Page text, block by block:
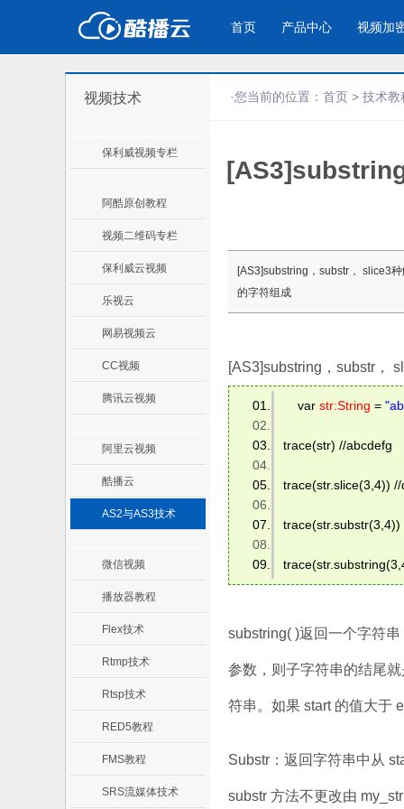
首页 产品中心
产品与新功能
视频加密防下载防录屏
教学课程全终端视频加密
防下载/防盗录/防录屏/防篡改
视频加
应用场景
企业宣传
企业视频宣传，提升企业形象
产
通
个人网站
为个人网站、博客论坛，添加视频
工
视频技术
保利威视频专栏
阿酷原创教程
视频二维码专栏
保利威云视频
乐视云
网易视频云
CC视频
腾讯云视频
阿里云视频
酷播云
AS2与AS3技术
微信视频
播放器教程
Flex技术
Rtmp技术
Rtsp技术
RED5教程
FMS教程
SRS流媒体技术
·您当前的位置： 首页 > 技术教
[AS3]substring，substr， slice3
的字符组成
[AS3]substring，substr，
var str:String =
trace(str) //abcdefg
trace(str.slice(3,4))
trace(str.substr(3,4))
substring( )返回一个字符
参数，则子字符串的结尾
符串。如果 start 的值大于
Substr：返回字符串中从
substr 方法不更改由